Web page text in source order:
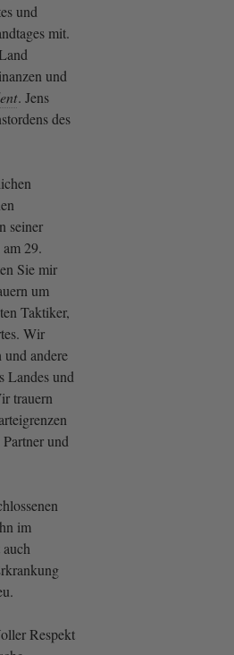
und
mit.
und
. Jens
des
seiner
29.
Sie mir
um
Taktiker,
Wir
andere
Landes und
trauern
und
im
Respekt